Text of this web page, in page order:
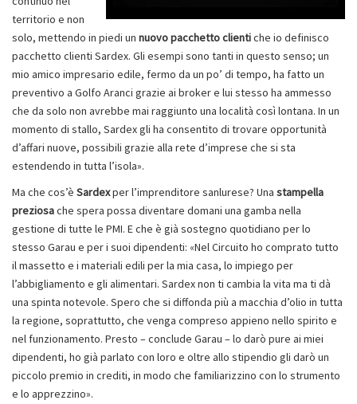
territorio e non
solo, mettendo in piedi un nuovo pacchetto clientiche io definisco
pacchetto clienti Sardex. Gli esempi sono tanti in questo senso; un
mio amico impresario edile, fermo da un po’ di tempo, ha fatto un
preventivo a Golfo Aranci grazie ai broker e lui stesso ha ammesso
che da solo non avrebbe mai raggiunto una località così lontana. In un
momento di stallo, Sardex gli ha consentito di trovare opportunità
d’affari nuove, possibili grazie alla rete d’imprese che si sta
estendendo in tutta l’isola».
Ma che cos’è Sardexper l’imprenditore sanlurese? Una stampella
preziosache spera possa diventare domani una gamba nella
gestione di tutte le PMI. E che è già sostegno quotidiano per lo
stesso Garau e per i suoi dipendenti: «Nel Circuito ho comprato tutto
il massetto e i materiali edili per la mia casa, lo impiego per
l’abbigliamento e gli alimentari. Sardex non ti cambia la vita ma ti dà
una spinta notevole. Spero che si diffonda più a macchia d’olio in tutta
la regione, soprattutto, che venga compreso appieno nello spirito e
nel funzionamento. Presto – conclude Garau – lo darò pure ai miei
dipendenti, ho già parlato con loro e oltre allo stipendio gli darò un
piccolo premio in crediti, in modo che familiarizzino con lo strumento
e lo apprezzino».